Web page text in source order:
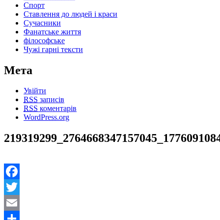
Спорт
Ставлення до людей і краси
Сучасники
Фанатське життя
філософське
Чужі гарні тексти
Мета
Увійти
RSS записів
RSS коментарів
WordPress.org
Facebook
Twitter